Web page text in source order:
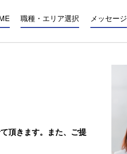
職種・エリア選択 メッセージ
頂きます。また、ご提